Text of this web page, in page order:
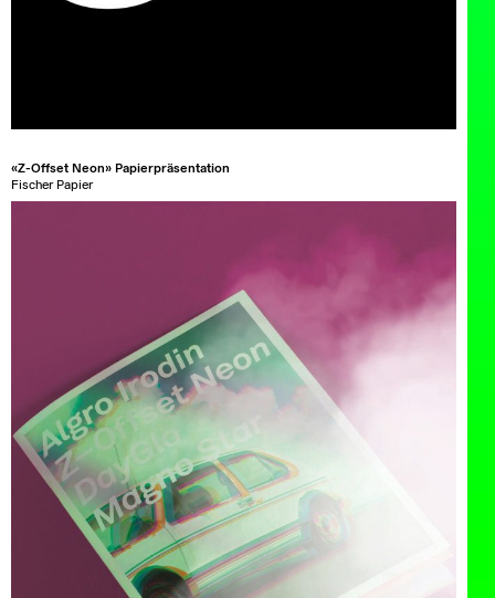
«Z-Offset Neon» Papierpräsentation
Fischer Papier